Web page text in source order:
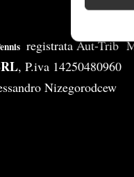
Erogare
scelte
registrata Aut-Trib
, P.iva 14250480960
Nizegorodcew